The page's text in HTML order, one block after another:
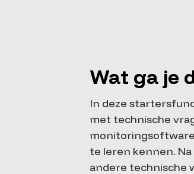
Wat ga je
In deze
met technische
te leren kennen.
andere technische